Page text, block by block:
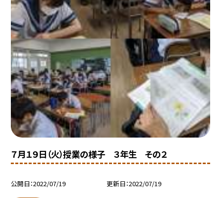
７月１９日（火）授業の様子 ３年生 その２
公開日 2022/07/19 更新日 2022/07/19